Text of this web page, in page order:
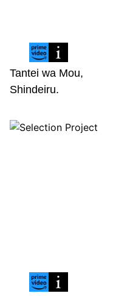
Tantei wa Mou,
Shindeiru.